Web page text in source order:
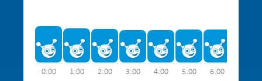
0:00 1:00 2:00 3:00 4:00 5:00 6:00